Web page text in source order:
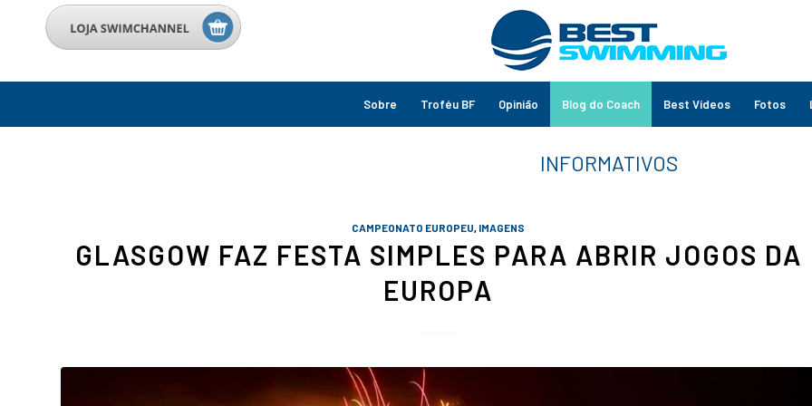
Sobre Troféu BF Opinião Blog do Coach Best Vídeos Fotos
CAMPEONATO EUROPEU, IMAGENS
GLASGOW FAZ FESTA SIMPLES PARA ABRIR JOGOS DA
EUROPA